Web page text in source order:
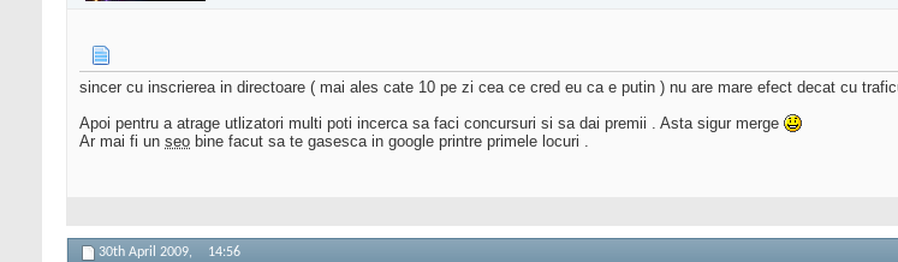
sincer cu inscrierea in directoare ( mai ales cate 10 pe zi cea ce cred eu ca e putin ) nu are mare efect decat cu
Apoi pentru a atrage utlizatori multi poti incerca sa faci concursuri si sa dai premii . Asta sigur merge
Ar mai fi un seo bine facut sa te gasesca in google printre primele locuri .
30th April 2009, 14:56